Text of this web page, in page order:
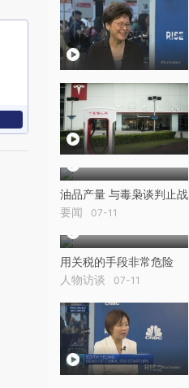
油品产量 与毒枭谈判止战
要闻 07-11
用关税的手段非常危险
人物访谈 07-11